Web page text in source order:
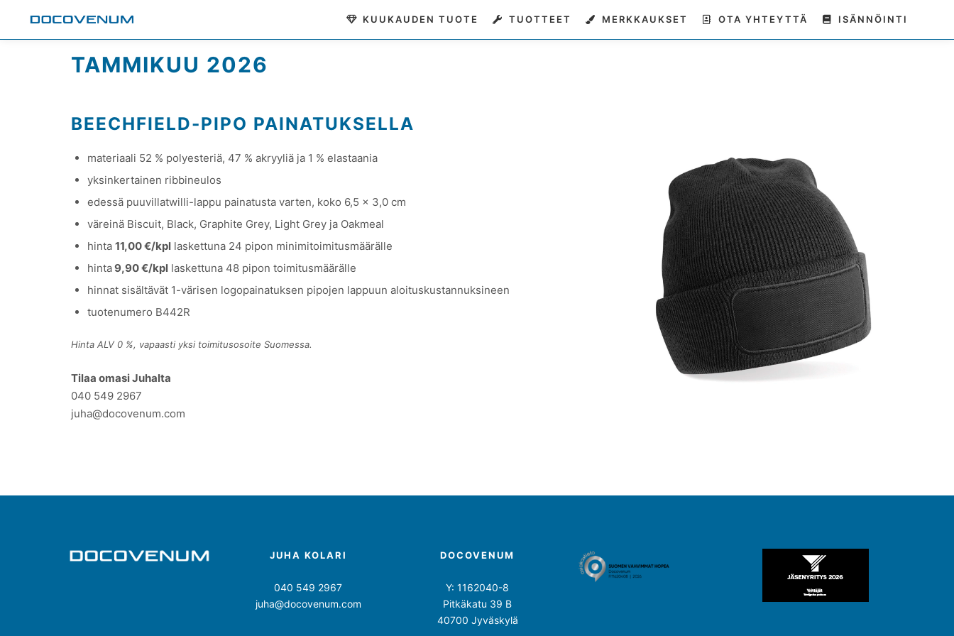
KUUKAUDEN TUOTE TUOTTEET MERKKAUKSET OTA YHTEYTTÄ ISÄNNÖINTI
TAMMIKUU 2026
BEECHFIELD-PIPO PAINATUKSELLA
materiaali 52 % polyesteriä, 47 % akryyliä ja 1 % elastaania
yksinkertainen ribbineulos
edessä puuvillatwilli-lappu painatusta varten, koko 6,5 x 3,0 cm
väreinä Biscuit, Black, Graphite Grey, Light Grey ja Oakmeal
hinta 11,00 €/kpllaskettuna 24 pipon minimitoimitusmäärälle
hinta9,90 €/kpllaskettuna 48 pipon toimitusmäärälle
hinnat sisältävät 1-värisen logopainatuksen pipojen lappuun aloituskustannuksineen
tuotenumero B442R
Hinta ALV 0 %, vapaasti yksi toimitusosoite Suomessa.
Tilaa omasi Juhalta
040 549 2967
juha@docovenum.com
JUHA KOLARI
040 549 2967
juha@docovenum.com
DOCOVENUM
Y: 1162040-8
Pitkäkatu 39 B
40700 Jyväskylä